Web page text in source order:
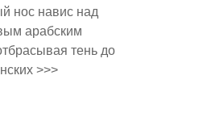
нос навис над
арабским
тень до
>>>